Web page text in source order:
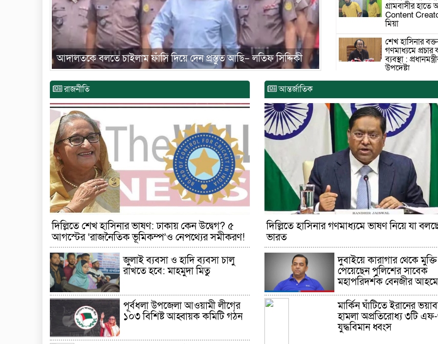
গত ছয় মাসে দেশে ৮৬ শিশু হত্যা,যৌন নির্যাতনের শিকার ৩৩৬ জন
গ্রামবাসীর
Content
মিয়া
শেখ হাসিনার
গণমাধ্যমে প্রচার
ব্যবস্থা :
উপদেষ্টা
বলছে ভারত
রাজধানীর তিন
ছাত্রদল-
দফায় সংঘর্ষ
সরকারের ফ্যামিলি
কার্যক্রম
২০০০ কোটি টাকা
মোহনগঞ্জে
অসুস্থ- রক্তবমির পর
গেল স্বাস্থ্য
কুড়িগ্রামে
টন চাল,একমুঠোও
জোটেনি ক্ষতিগ্রস্ত
ভাগ্যে
জুলাই ব্যবসা ও
মাহমুদা মিতু
দুবাইয়ে কারাগার
মুক্তি পেয়েছেন
রাজনীতি
দিল্লিতে শেখ হাসিনার ভাষণ: ঢাকায় কেন উদ্বেগ? ৫
আগস্টের ‘রাজনৈতিক ভূমিকম্প’ও নেপথ্যের সমীকরণ!
জুলাই ব্যবসা ও হাদি ব্যবসা চালু
রাখতে হবে: মাহমুদা মিতু
পূর্বধলা উপজেলা আওয়ামী লীগের
১০৩ বিশিষ্ট আহ্বায়ক কমিটি গঠন
আন্তর্জাতিক
দিল্লিতে হাসিনার গণমাধ্যমে ভাষণ নিয়ে যা
ভারত
দুবাইয়ে কারাগার থেকে মুক্তি
পেয়েছেন পুলিশের সাবেক
মহাপরিদর্শক বেনজীর
মার্কিন ঘাঁটিতে ইরানের
হামলা অপ্রতিরোধ্য ৩টি
যুদ্ধবিমান ধ্বংস